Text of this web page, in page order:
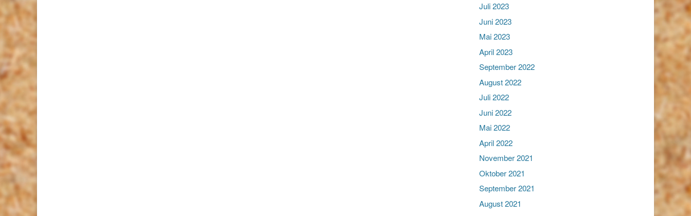
Juli 2023
Juni 2023
Mai 2023
April 2023
September 2022
August 2022
Juli 2022
Juni 2022
Mai 2022
April 2022
November 2021
Oktober 2021
September 2021
August 2021